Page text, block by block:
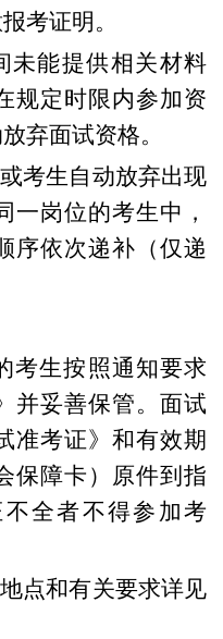
考证明。
未能提供相关材料
规定时限内参加资
弃面试资格。
考生自动放弃出现
一岗位的考生中，
序依次递补（仅递
考生按照通知要求
并妥善保管。面试
准考证》 和有效期
保障卡） 原件到指
全者不得参加考
点和有关要求详见